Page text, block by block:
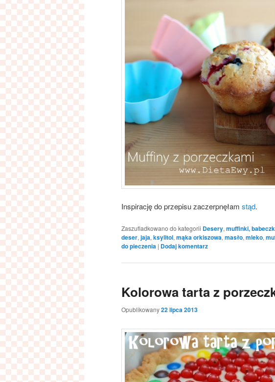
Inspirację do przepisu zaczerpnęłam stąd.
Zaszufladkowano do kategorii Desery, muffinki,
deser, jaja, ksylitol, mąka orkiszowa, masło, mleko,
do pieczenia | Dodaj komentarz
Kolorowa tarta z
Opublikowany22 lipca 2013